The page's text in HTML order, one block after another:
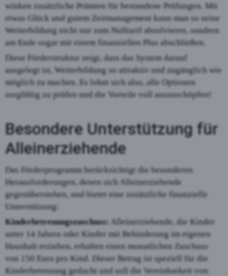
winken zusätzliche Prämien für bestandene Prüfungen. Mit
etwas Glück und gutem Zeitmanagement kann man so seine
Weiterbildung nicht nur zum Nulltarif absolvieren, sondern
am Ende sogar mit einem finanziellen Plus abschließen.
Diese Förderstruktur zeigt, dass das System darauf
ausgelegt ist, Weiterbildung so attraktiv und zugänglich wie
möglich zu machen. Es lohnt sich also, alle Optionen
sorgfältig zu prüfen und die Vorteile voll auszuschöpfen!
Besondere Unterstützung für
Alleinerziehende
Das Förderprogramm berücksichtigt die besonderen
Herausforderungen, denen sich Alleinerziehende
gegenüberstehen, und bietet eine zusätzliche finanzielle
Unterstützung:
Kinderbetreuungszuschuss: Alleinerziehende, die Kinder
unter 14 Jahren oder Kinder mit Behinderung im eigenen
Haushalt erziehen, erhalten einen monatlichen Zuschuss
von 150 Euro pro Kind. Dieser Betrag ist speziell für die
Kinderbetreuung gedacht und soll die Vereinbarkeit von